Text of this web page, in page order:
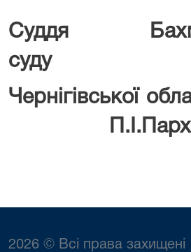
Суддя
суду
2026 © Всі права захищені